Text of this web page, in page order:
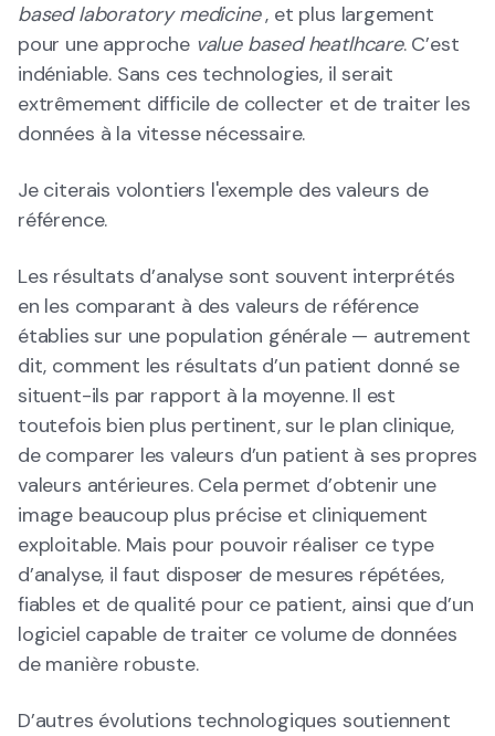
based laboratory medicine, et plus largement
pour une approche value based heatlhcare. C’est
indéniable. Sans ces technologies, il serait
extrêmement difficile de collecter et de traiter les
données à la vitesse nécessaire.
Je citerais volontiers l'exemple des valeurs de
référence.
Les résultats d’analyse sont souvent interprétés
en les comparant à des valeurs de référence
établies sur une population générale — autrement
dit, comment les résultats d’un patient donné se
situent-ils par rapport à la moyenne. Il est
toutefois bien plus pertinent, sur le plan clinique,
de comparer les valeurs d’un patient à ses propres
valeurs antérieures. Cela permet d’obtenir une
image beaucoup plus précise et cliniquement
exploitable. Mais pour pouvoir réaliser ce type
d’analyse, il faut disposer de mesures répétées,
fiables et de qualité pour ce patient, ainsi que d’un
logiciel capable de traiter ce volume de données
de manière robuste.
D’autres évolutions technologiques soutiennent